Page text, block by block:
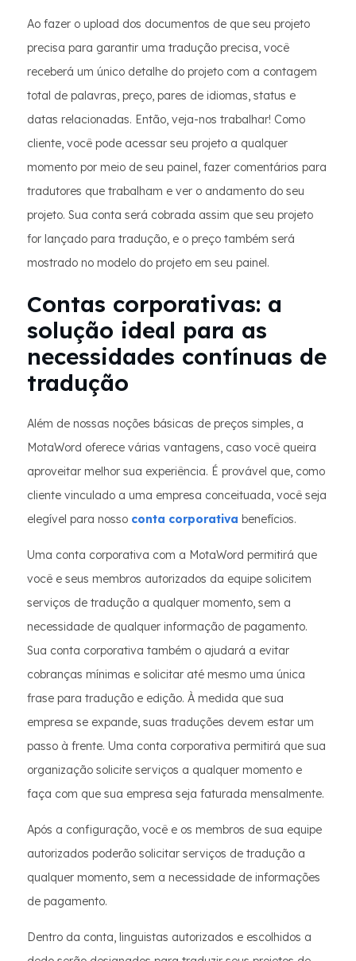
Ao fazer o upload dos documentos de que seu projeto
precisa para garantir uma tradução precisa, você
receberá um único detalhe do projeto com a contagem
total de palavras, preço, pares de idiomas, status e
datas relacionadas. Então, veja-nos trabalhar! Como
cliente, você pode acessar seu projeto a qualquer
momento por meio de seu painel, fazer comentários para
tradutores que trabalham e ver o andamento do seu
projeto. Sua conta será cobrada assim que seu projeto
for lançado para tradução, e o preço também será
mostrado no modelo do projeto em seu painel.
Contas corporativas: a
solução ideal para as
necessidades contínuas de
tradução
Além de nossas noções básicas de preços simples, a
MotaWord oferece várias vantagens, caso você queira
aproveitar melhor sua experiência. É provável que, como
cliente vinculado a uma empresa conceituada, você seja
elegível para nosso conta corporativa benefícios.
Uma conta corporativa com a MotaWord permitirá que
você e seus membros autorizados da equipe solicitem
serviços de tradução a qualquer momento, sem a
necessidade de qualquer informação de pagamento.
Sua conta corporativa também o ajudará a evitar
cobranças mínimas e solicitar até mesmo uma única
frase para tradução e edição. À medida que sua
empresa se expande, suas traduções devem estar um
passo à frente. Uma conta corporativa permitirá que sua
organização solicite serviços a qualquer momento e
faça com que sua empresa seja faturada mensalmente.
Após a configuração, você e os membros de sua equipe
autorizados poderão solicitar serviços de tradução a
qualquer momento, sem a necessidade de informações
de pagamento.
Dentro da conta, linguistas autorizados e escolhidos a